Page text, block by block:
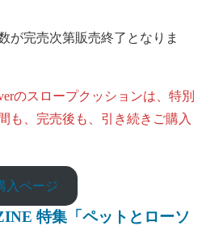
が完売次第販売終了となりま
のスロープクッションは、特別
も、完売後も、引き続きご購入
入ページ
特集「ペットとローソ